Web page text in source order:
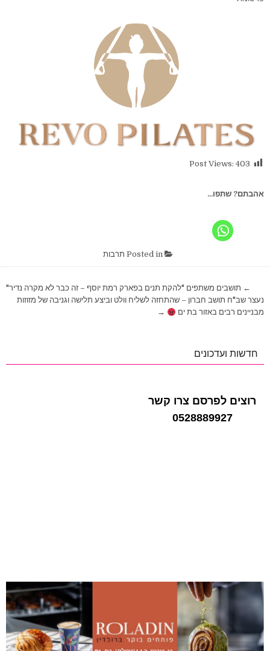
Post Views: 403
אהבתם? שתפו...
Posted in תרבות
ניווט
← תושבים משתפים "להקת תנים בפארק רמת יוסף – זה כבר לא מקרה נדיר"
נעצר שב"ח תושב חברון – שהתחזה לשליח וולט וביצע תלישה וגניבה של מזוזות
מבניינים רבים באזור בת ים
→
חדשות ועדכונים
רוצים לפרסם צרו קשר
0528889927